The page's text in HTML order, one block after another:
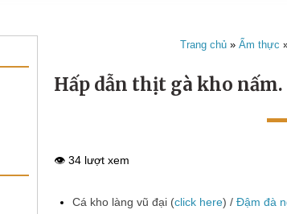
Trang chủ »Ẩm thực
Hấp dẫn thịt gà kho nấm.
👁️ 34 lượt xem
Cá kho làng vũ đại (click here) / Đậm đà